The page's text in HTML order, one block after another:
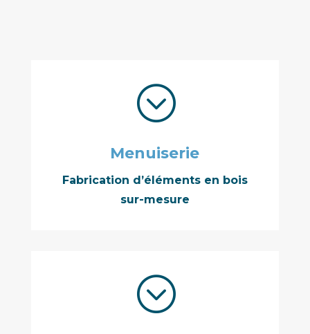
;
Menuiserie
Fabrication d’éléments en bois
sur-mesure
;